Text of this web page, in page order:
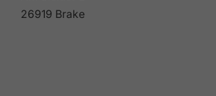
26919 Brake